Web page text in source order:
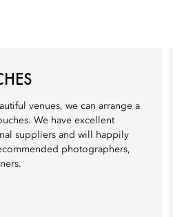
venues, we can arrange a
We have excellent
suppliers and will happily
photographers,